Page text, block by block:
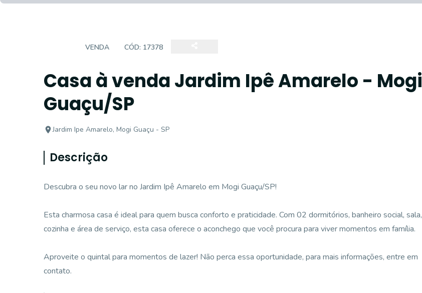
VENDA CÓD: 17378
Casa à venda Jardim Ipê Amarelo - Mogi
Guaçu/SP
Jardim Ipe Amarelo, Mogi Guaçu - SP
Descrição
Descubra o seu novo lar no Jardim Ipê Amarelo em Mogi Guaçu/SP!
Esta charmosa casa é ideal para quem busca conforto e praticidade. Com 02 dormitórios, banheiro social, sala,
cozinha e área de serviço, esta casa oferece o aconchego que você procura para viver momentos em família.
Aproveite o quintal para momentos de lazer! Não perca essa oportunidade, para mais informações, entre em
contato.